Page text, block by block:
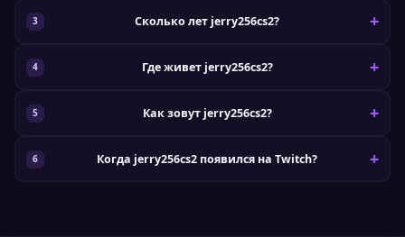
Сколько лет jerry256cs2?
Где живет jerry256cs2?
Как зовут jerry256cs2?
Когда jerry256cs2 появился на Twitch?